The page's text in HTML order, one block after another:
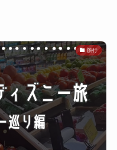
旅行